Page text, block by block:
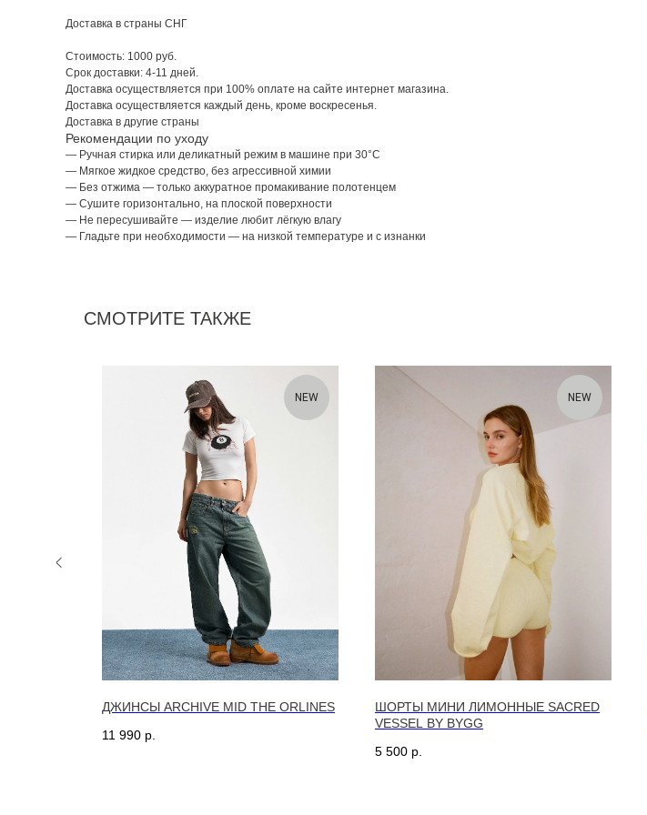
Доставка в страны СНГ
Стоимость: 1000 руб.
Срок доставки: 4-11 дней.
Доставка осуществляется при 100% оплате на сайте интернет магазина.
Доставка осуществляется каждый день, кроме воскресенья.
Доставка в другие страны
Рекомендации по уходу
— Ручная стирка или деликатный режим в машине при 30°C
— Мягкое жидкое средство, без агрессивной химии
— Без отжима — только аккуратное промакивание полотенцем
— Сушите горизонтально, на плоской поверхности
— Не пересушивайте — изделие любит лёгкую влагу
— Гладьте при необходимости — на низкой температуре и с изнанки
СМОТРИТЕ ТАКЖЕ
NEW
ДЖИНСЫ ARCHIVE MID THE ORLINES
11 990 р.
NEW
ШОРТЫ МИНИ ЛИМОННЫЕ SACRED
VESSEL BY BYGG
5 500 р.